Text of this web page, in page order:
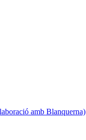
amb Blanquerna)